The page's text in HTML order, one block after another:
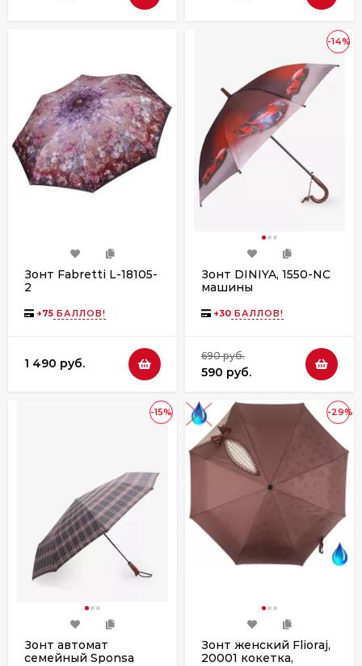
Зонт Fabretti L-18105-
2
+75 БАЛЛОВ!
1 490 руб.
-14%
Зонт DINIYA, 1550-NC
машины
+30 БАЛЛОВ!
690 руб.
590 руб.
-15%
Зонт автомат
семейный Sponsa
-29%
Зонт женский Flioraj,
20001 кокетка,